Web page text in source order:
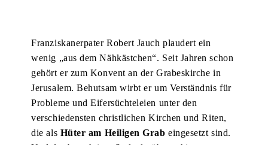
Franziskanerpater Robert Jauch plaudert ein
wenig „aus dem Nähkästchen“. Seit Jahren schon
gehört er zum Konvent an der Grabeskirche in
Jerusalem. Behutsam wirbt er um Verständnis für
Probleme und Eifersüchteleien unter den
verschiedensten christlichen Kirchen und Riten,
die als Hüter am Heiligen Grab eingesetzt sind.